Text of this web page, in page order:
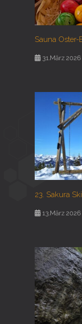
Sauna Oster-
31.März 2026
23. Sakura
13.März 2026